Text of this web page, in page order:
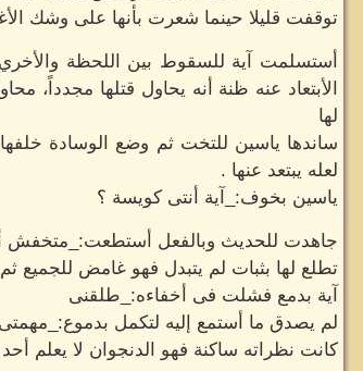
توقفت قليلا حينما شعرت بأنها على وشك
أستسلمت آية للسقوط بين اللحظة
الأبتعاد عنه ظنة أنه يحاول قتلها مجدداً،
لها
ساندها ياسين للتخت ثم وضع الوسادة
لعله يبتعد عنها .
ياسين بخوف:_آية أنتى كويسة ؟
جاهدت للحديث وبالفعل أستطعت:_متخفش
تطلع لها بثبات لم يتبدل فهو غامض
آية بدمع فشلت فى أخفاءه:_طلقنى
لم يصدق ما أستمع إليه لتكمل
كانت نظراته ساكنة فهو الدنجوان لا يعلم